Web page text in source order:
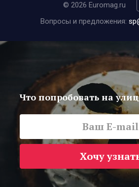
© 2026 Euromag.ru
Вопросы и предложения:
Что попробовать на
Хочу